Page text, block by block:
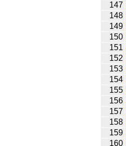
147
148
149
150
151
152
153
154
155
156
157
158
159
160